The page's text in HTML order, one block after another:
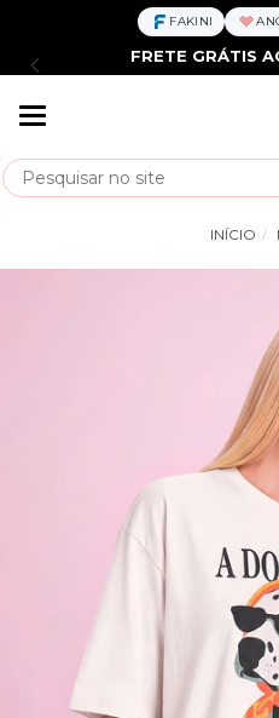
FAKINI
FRETE GRÁTIS
Busca
INÍCIO